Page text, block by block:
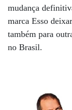
mudança
marca Esso
também para
no Brasil.